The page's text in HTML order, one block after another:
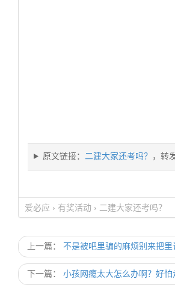
原文链接： 二建大家还考吗？ ，转
爱必应 › 有奖活动 › 二建大家还考吗？
上一篇： 不是被吧里骗的麻烦别来把里
下一篇： 小孩网瘾太大怎么办啊？好怕